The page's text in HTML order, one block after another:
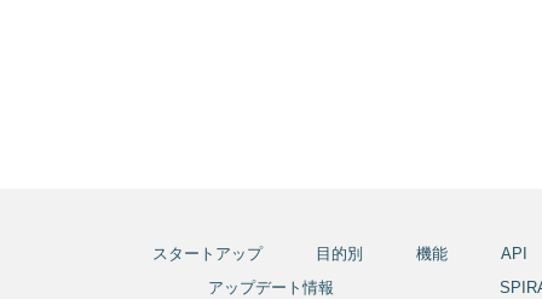
スタートアップ 目的別 機能
API
アップデート情報